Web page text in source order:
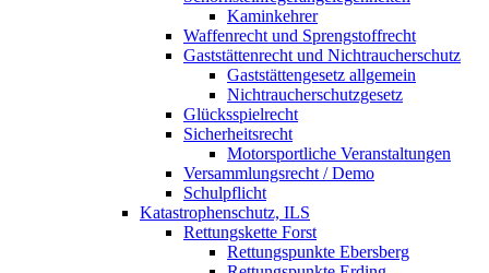
Kaminkehrer
Waffenrecht und Sprengstoffrecht
Gaststättenrecht und Nichtraucherschutz
Gaststättengesetz allgemein
Nichtraucherschutzgesetz
Glücksspielrecht
Sicherheitsrecht
Motorsportliche Veranstaltungen
Versammlungsrecht / Demo
Schulpflicht
Katastrophenschutz, ILS
Rettungskette Forst
Rettungspunkte Ebersberg